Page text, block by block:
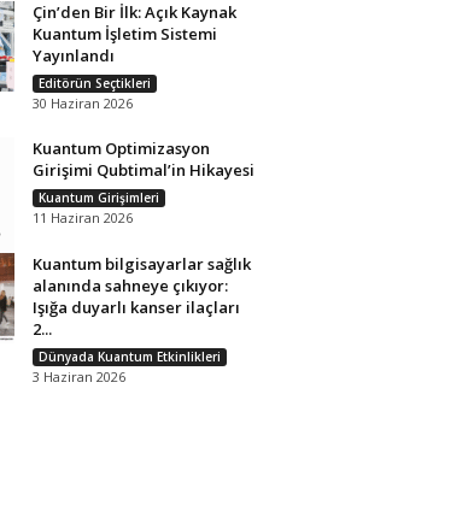
Çin’den Bir İlk: Açık Kaynak
Kuantum İşletim Sistemi
Yayınlandı
Editörün Seçtikleri
30 Haziran 2026
Kuantum Optimizasyon
Girişimi Qubtimal’in Hikayesi
Kuantum Girişimleri
11 Haziran 2026
Kuantum bilgisayarlar sağlık
alanında sahneye çıkıyor:
Işığa duyarlı kanser ilaçları
2...
Dünyada Kuantum Etkinlikleri
3 Haziran 2026